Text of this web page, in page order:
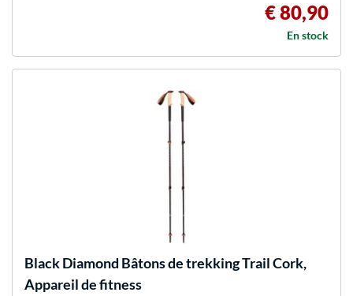
€ 80,90
En stock
Black Diamond Bâtons de trekking Trail Cork,
Appareil de fitness